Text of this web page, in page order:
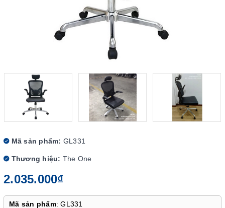
Mã sản phẩm: GL331
Thương hiệu: The One
2.035.000₫
Mã sản phẩm: GL331